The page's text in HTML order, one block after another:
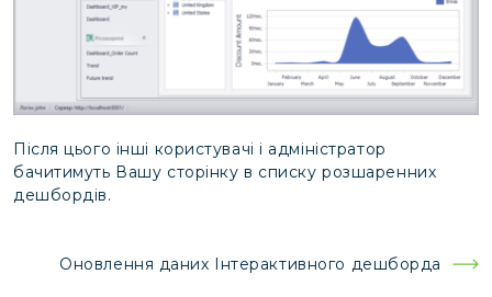
Після цього інші користувачі і адміністратор
бачитимуть Вашу сторінку в списку розшаренних
дешбордів.
Навігація
Оновлення даних Інтерактивного дешборда